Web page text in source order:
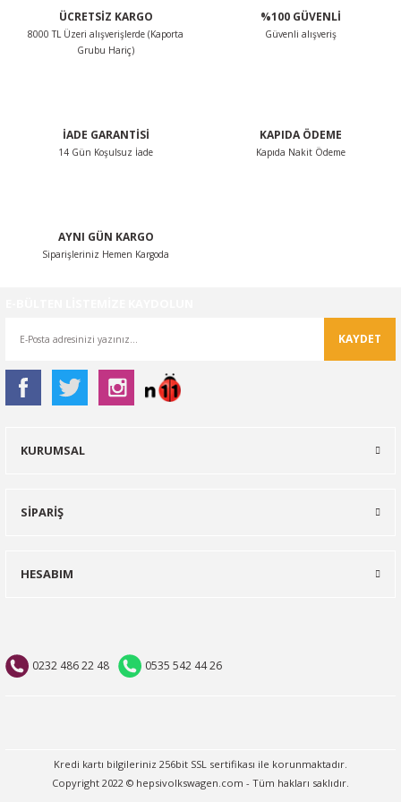
Ürün açıklamasında eksik bilgiler bulunuyor.
Ürün bilgilerinde hatalar bulunuyor.
ÜCRETSİZ KARGO
8000 TL Üzeri alışverişlerde (Kaporta
Grubu Hariç)
%100 GÜVENLİ
Güvenli alışveriş
İADE GARANTİSİ
14 Gün Koşulsuz İade
KAPIDA ÖDEME
Kapıda Nakit Ödeme
AYNI GÜN KARGO
Siparişleriniz Hemen Kargoda
KAYDET
0232 486 22 48 0535 542 44 26
KURUMSAL
SİPARİŞ
HESABIM
Copyright 2022 © hepsivolkswagen.com - Tüm hakları saklıdır.
Kredi kartı bilgileriniz 256bit SSL sertifikası ile korunmaktadır.